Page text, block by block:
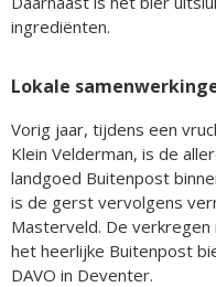
ingrediënten.
Lokale
Vorig jaar, tijdens een
Klein Velderman, is de
landgoed Buitenpost
is de gerst vervolgens
Masterveld. De
het heerlijke Buitenpost
DAVO in Deventer.